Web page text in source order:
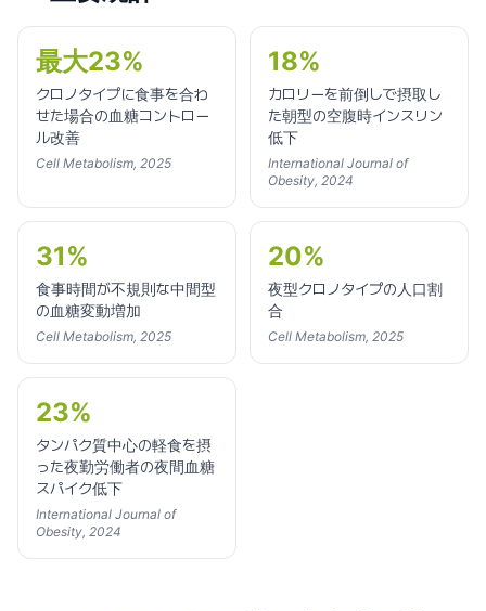
最大23%
クロノタイプに食事を合わ
せた場合の血糖コントロー
ル改善
Cell Metabolism, 2025
18%
カロリーを前倒しで摂取し
た朝型の空腹時インスリン
低下
International Journal of
Obesity, 2024
31%
食事時間が不規則な中間型
の血糖変動増加
Cell Metabolism, 2025
20%
夜型クロノタイプの人口割
合
Cell Metabolism, 2025
23%
タンパク質中心の軽食を摂
った夜勤労働者の夜間血糖
スパイク低下
International Journal of
Obesity, 2024